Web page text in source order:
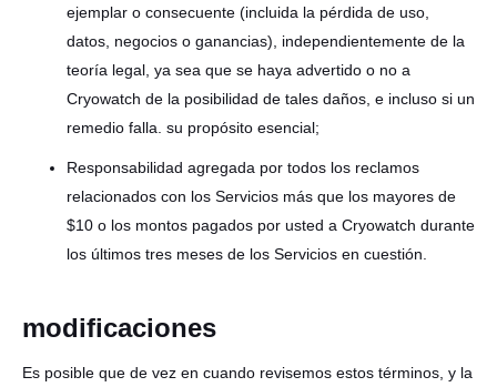
ejemplar o consecuente (incluida la pérdida de uso,
datos, negocios o ganancias), independientemente de la
teoría legal, ya sea que se haya advertido o no a
Cryowatch de la posibilidad de tales daños, e incluso si un
remedio falla. su propósito esencial;
Responsabilidad agregada por todos los reclamos
relacionados con los Servicios más que los mayores de
$10 o los montos pagados por usted a Cryowatch durante
los últimos tres meses de los Servicios en cuestión.
modificaciones
Es posible que de vez en cuando revisemos estos términos, y la